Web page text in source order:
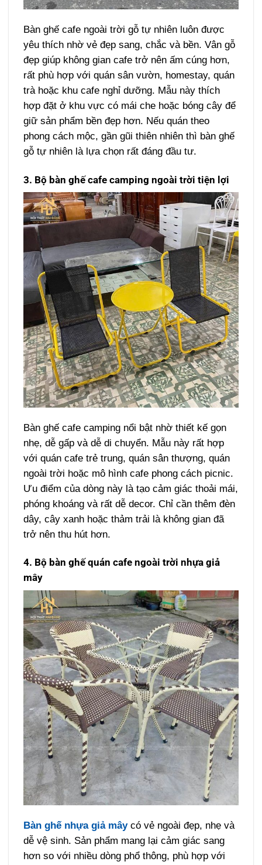
Bàn ghế cafe ngoài trời gỗ tự nhiên luôn được
yêu thích nhờ vẻ đẹp sang, chắc và bền. Vân gỗ
đẹp giúp không gian cafe trở nên ấm cúng hơn,
rất phù hợp với quán sân vườn, homestay, quán
trà hoặc khu cafe nghỉ dưỡng. Mẫu này thích
hợp đặt ở khu vực có mái che hoặc bóng cây để
giữ sản phẩm bền đẹp hơn. Nếu quán theo
phong cách mộc, gần gũi thiên nhiên thì bàn ghế
gỗ tự nhiên là lựa chọn rất đáng đầu tư.
3. Bộ bàn ghế cafe camping ngoài trời tiện lợi
Bàn ghế cafe camping nổi bật nhờ thiết kế gọn
nhẹ, dễ gấp và dễ di chuyển. Mẫu này rất hợp
với quán cafe trẻ trung, quán sân thượng, quán
ngoài trời hoặc mô hình cafe phong cách picnic.
Ưu điểm của dòng này là tạo cảm giác thoải mái,
phóng khoáng và rất dễ decor. Chỉ cần thêm đèn
dây, cây xanh hoặc thảm trải là không gian đã
trở nên thu hút hơn.
4. Bộ bàn ghế quán cafe ngoài trời nhựa giả
mây
Bàn ghế nhựa giả mâycó vẻ ngoài đẹp, nhẹ và
dễ vệ sinh. Sản phẩm mang lại cảm giác sang
hơn so với nhiều dòng phổ thông, phù hợp với